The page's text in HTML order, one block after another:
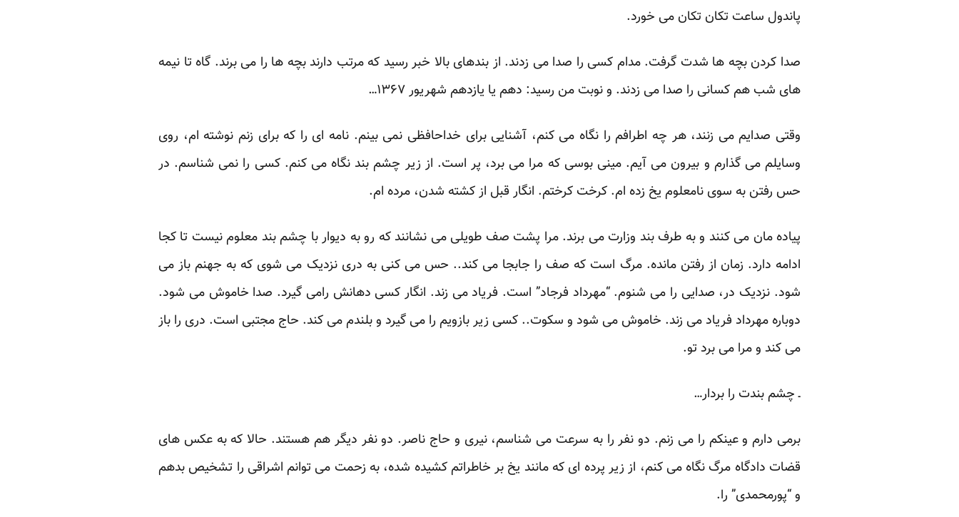
پاندول ساعت تکان تکان می خورد.
صدا کردن بچه ها شدت گرفت. مدام کسی را صدا می زدند. از بندهای بالا خبر رسید که مرتب دارند بچه ها را می برند. گاه تا نیمه
های شب هم کسانی را صدا می زدند. و نوبت من رسید: دهم یا یازدهم شهریور ۱۳۶۷…
وقتی صدایم می زنند، هر چه اطرافم را نگاه می کنم، آشنایی برای خداحافظی نمی بینم. نامه ای را که برای زنم نوشته ام، روی
وسایلم می گذارم و بیرون می آیم. مینی بوسی که مرا می برد، پر است. از زیر چشم بند نگاه می کنم. کسی را نمی شناسم. در
حس رفتن به سوی نامعلوم یخ زده ام. کرخت کرختم. انگار قبل از کشته شدن، مرده ام.
پیاده مان می کنند و به طرف بند وزارت می برند. مرا پشت صف طویلی می نشانند که رو به دیوار با چشم بند معلوم نیست تا کجا
ادامه دارد. زمان از رفتن مانده. مرگ است که صف را جابجا می کند.. حس می کنی به دری نزدیک می شوی که به جهنم باز می
شود. نزدیک در، صدایی را می شنوم. “مهرداد فرجاد” است. فریاد می زند. انگار کسی دهانش رامی گیرد. صدا خاموش می شود.
دوباره مهرداد فریاد می زند. خاموش می شود و سکوت.. کسی زیر بازویم را می گیرد و بلندم می کند. حاج مجتبی است. دری را باز
می کند و مرا می برد تو.
ـ چشم بندت را بردار…
برمی دارم و عینکم را می زنم. دو نفر را به سرعت می شناسم، نیری و حاج ناصر. دو نفر دیگر هم هستند. حالا که به عکس های
قضات دادگاه مرگ نگاه می کنم، از زیر پرده ای که مانند یخ بر خاطراتم کشیده شده، به زحمت می توانم اشراقی را تشخیص بدهم
و “پورمحمدی” را.